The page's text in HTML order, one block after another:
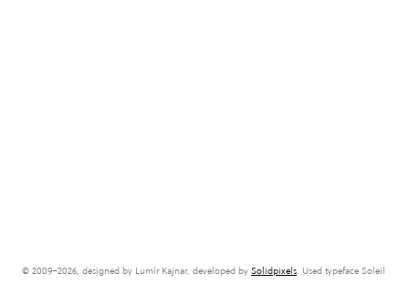
© 2009–2026, designed by Lumír Kajnar, developed by Solidpixels. Used typeface Soleil